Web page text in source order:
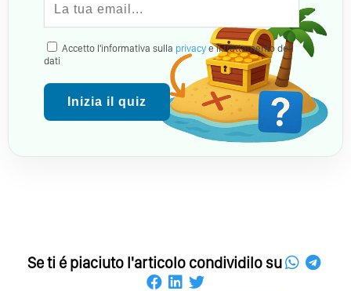
Accetto l'informativa sulla privacy e il trattamento dei
dati
Inizia il quiz
Se ti é piaciuto l'articolo condividilo su